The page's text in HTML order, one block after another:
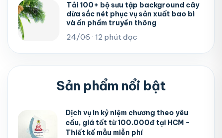
Tải 100+ bộ sưu tập background cây
dừa sắc nét phục vụ sản xuất bao bì
và ấn phẩm truyền thông
24/06 · 12 phút đọc
Sản phẩm nổi bật
Dịch vụ in kỷ niệm chương theo yêu
cầu, giá tốt từ 100.000đ tại HCM -
Thiết kế mẫu miễn phí